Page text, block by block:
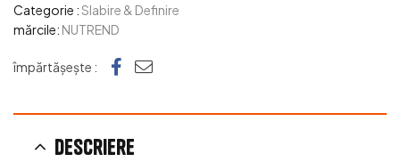
Categorie :Slabire & Definire
mărcile: NUTREND
împărtășește : Facebook
e-mail
Descriere